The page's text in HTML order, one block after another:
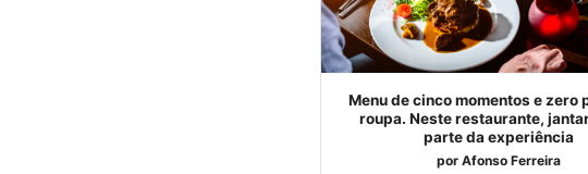
Menu de cinco momentos e zero
roupa. Neste restaurante,
parte da experiência
por Afonso Ferreira